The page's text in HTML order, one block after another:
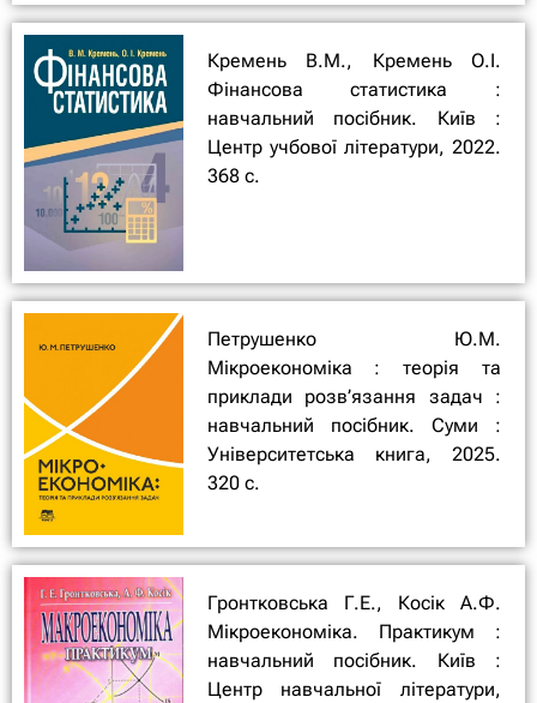
Кремень В.М., Кремень О.І.
Фінансова статистика :
навчальний посібник. Київ :
Центр учбової літератури, 2022.
368 с.
Петрушенко Ю.М.
Мікроекономіка : теорія та
приклади розв’язання задач :
навчальний посібник. Суми :
Університетська книга, 2025.
320 с.
Гронтковська Г.Е., Косік А.Ф.
Мікроекономіка. Практикум :
навчальний посібник. Київ :
Центр навчальної літератури,